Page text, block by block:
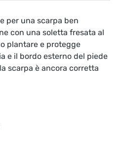
per una scarpa ben
con una soletta fresata al
plantare e protegge
e il bordo esterno del piede
scarpa è ancora corretta